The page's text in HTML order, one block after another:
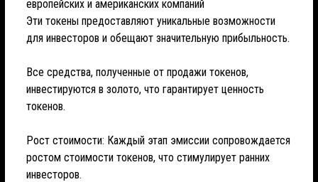
европейских и американских компаний
Эти токены предоставляют уникальные возможности
для инвесторов и обещают значительную прибыльность.
Все средства, полученные от продажи токенов,
инвестируются в золото, что гарантирует ценность
токенов.
Рост стоимости: Каждый этап эмиссии сопровождается
ростом стоимости токенов, что стимулирует ранних
инвесторов.